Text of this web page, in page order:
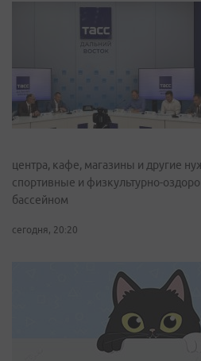
центра, кафе, магазины и другие
спортивные и физкультурно-
бассейном
сегодня, 20:20